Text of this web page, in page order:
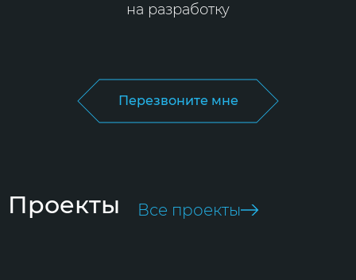
на разработку
Перезвоните мне
Проекты Все проекты